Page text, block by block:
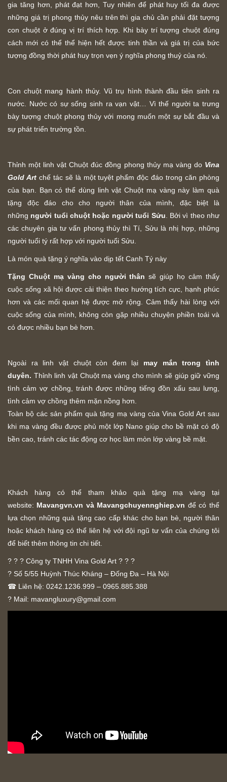
gia tăng hơn, phát đạt hơn, Tuy nhiên để phát huy tối đa được
những giá trị phong thủy nêu trên thì gia chủ cần phải đặt tượng
con chuột ở đúng vị trí thích hợp. Khi bày trí tượng chuột đúng
cách mới có thể thể hiện hết được tinh thần và giá trị của bức
tượng đồng thời phát huy trọn vẹn ý nghĩa phong thuỷ của nó.
Con chuột mang hành thủy. Vũ trụ hình thành đầu tiên sinh ra
nước. Nước có sự sống sinh ra vạn vật… Vì thế người ta trưng
bày tượng chuột phong thủy với mong muốn một sự bắt đầu và
sự phát triển trường tồn.
Thỉnh một linh vật Chuột đúc đồng phong thủy mạ vàng do Vina
Gold Art chế tác sẽ là một tuyệt phẩm độc đáo trong căn phòng
của bạn. Bạn có thể dùng linh vật Chuột mạ vàng này làm quà
tặng độc đáo cho cho người thân của mình, đặc biệt là
những người tuổi chuột hoặc người tuổi Sửu . Bởi vì theo như
các chuyên gia tư vấn phong thủy thì Tí, Sửu là nhị hợp, những
người tuổi tý rất hợp với người tuổi Sửu.
Là món quà tặng ý nghĩa vào dịp tết Canh Tý này
Tặng Chuột mạ vàng cho người thân sẽ giúp họ cảm thấy
cuộc sống xã hội được cải thiện theo hướng tích cực, hạnh phúc
hơn và các mối quan hệ được mở rộng. Cảm thấy hài lòng với
cuộc sống của mình, không còn gặp nhiều chuyện phiền toái và
có được nhiều bạn bè hơn.
Ngoài ra linh vật chuột còn đem lại may mắn trong tình
duyên. Thỉnh linh vật Chuột mạ vàng cho mình sẽ giúp giữ vững
tình cảm vợ chồng, tránh được những tiếng đồn xấu sau lưng,
tình cảm vợ chồng thêm mặn nồng hơn.
Toàn bộ các sản phẩm quà tặng mạ vàng của Vina Gold Art sau
khi mạ vàng đều được phủ một lớp Nano giúp cho bề mặt có độ
bền cao, tránh các tác động cơ học làm mòn lớp vàng bề mặt.
Khách hàng có thể tham khảo quà tặng mạ vàng tại
website: Mavangvn.vn và Mavangchuyennghiep.vn để có thể
lựa chọn những quà tặng cao cấp khác cho bạn bè, người thân
hoặc khách hàng có thể liên hệ với đội ngũ tư vấn của chúng tôi
để biết thêm thông tin chi tiết.
? ? ? Công ty TNHH Vina Gold Art ? ? ?
? Số 5/55 Huỳnh Thúc Kháng – Đống Đa – Hà Nội
☎ Liên hệ: 0242.1236.999 – 0965.885.388
? Mail: mavangluxury@gmail.com